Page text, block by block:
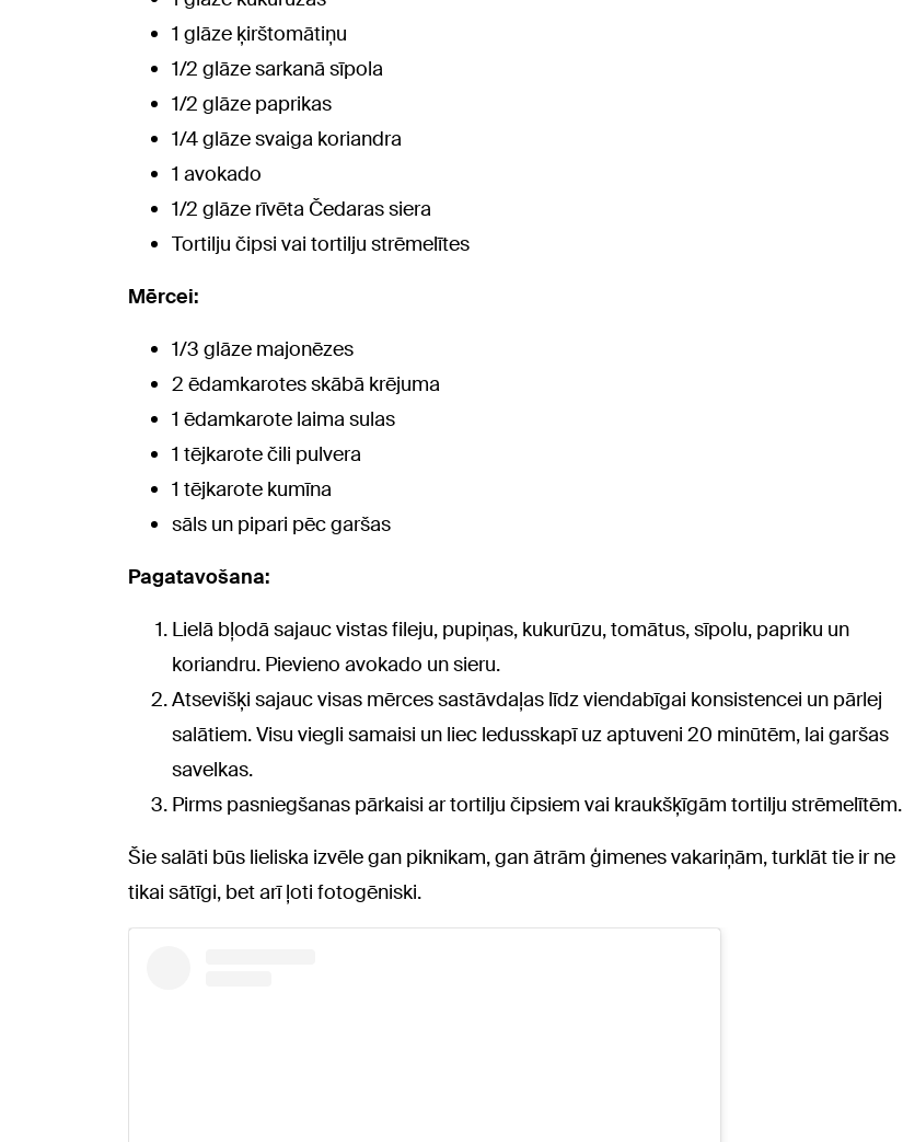
1 glāze ķirštomātiņu
1/2 glāze sarkanā sīpola
1/2 glāze paprikas
1/4 glāze svaiga koriandra
1 avokado
1/2 glāze rīvēta Čedaras siera
Tortilju čipsi vai tortilju strēmelītes
Mērcei:
1/3 glāze majonēzes
2 ēdamkarotes skābā krējuma
1 ēdamkarote laima sulas
1 tējkarote čili pulvera
1 tējkarote kumīna
sāls un pipari pēc garšas
Pagatavošana:
Lielā bļodā sajauc vistas fileju, pupiņas, kukurūzu, tomātus, sīpolu, papriku un
koriandru. Pievieno avokado un sieru.
Atsevišķi sajauc visas mērces sastāvdaļas līdz viendabīgai konsistencei un pārlej
salātiem. Visu viegli samaisi un liec ledusskapī uz aptuveni 20 minūtēm, lai garšas
savelkas.
Pirms pasniegšanas pārkaisi ar tortilju čipsiem vai kraukšķīgām tortilju strēmelītēm.
Šie salāti būs lieliska izvēle gan piknikam, gan ātrām ģimenes vakariņām, turklāt tie ir ne
tikai sātīgi, bet arī ļoti fotogēniski.